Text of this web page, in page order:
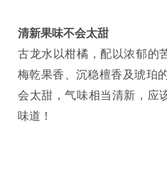
清新果味不会太甜
古龙水以柑橘，配以浓郁的
梅乾果香、沉稳檀香及琥珀
会太甜，气味相当清新，应
味道！